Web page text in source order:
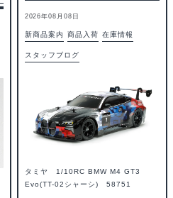
2026年08月08日
新商品案内 商品入荷 在庫情報
スタッフブログ
タミヤ 1/10RC BMW M4 GT3
Evo(TT-02シャーシ) 58751